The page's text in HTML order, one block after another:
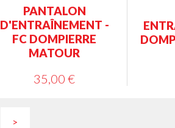
PANTALON
D'ENTRAÎNEMENT -
FC DOMPIERRE
MATOUR
35,00 €
>